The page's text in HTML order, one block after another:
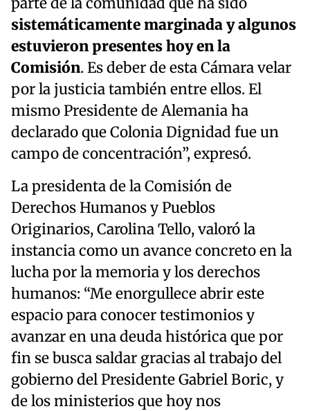
sistemáticamente marginada y algunos
estuvieron presentes hoy en la
Comisión. Es deber de esta Cámara velar
por la justicia también entre ellos. El
mismo Presidente de Alemania ha
declarado que Colonia Dignidad fue un
campo de concentración”, expresó.
La presidenta de la Comisión de
Derechos Humanos y Pueblos
Originarios, Carolina Tello, valoró la
instancia como un avance concreto en la
lucha por la memoria y los derechos
humanos: “Me enorgullece abrir este
espacio para conocer testimonios y
avanzar en una deuda histórica que por
fin se busca saldar gracias al trabajo del
gobierno del Presidente Gabriel Boric, y
de los ministerios que hoy nos